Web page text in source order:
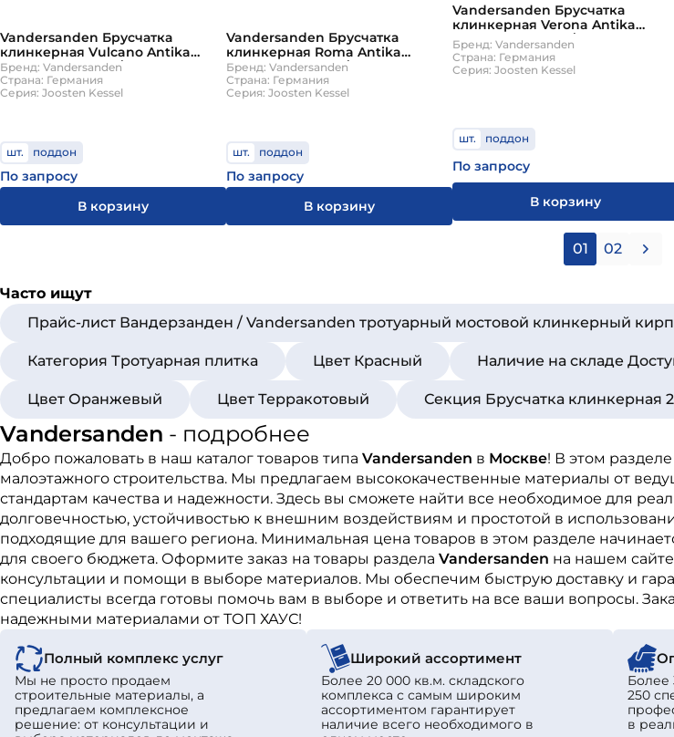
Vandersanden Брусчатка
клинкерная Vulcano Antika
204х67х50 900шт/пд
Бренд: Vandersanden
Страна: Германия
Серия: Joosten Kessel
шт. поддон
По запросу
В корзину
Vandersanden Брусчатка
клинкерная Roma Antika
204х67х50 900шт/пд
Бренд: Vandersanden
Страна: Германия
Серия: Joosten Kessel
шт. поддон
По запросу
В корзину
Vandersanden Брусчатка
клинкерная Verona Antika
204х67х50 900шт/пд
Бренд: Vandersanden
Страна: Германия
Серия: Joosten Kessel
шт. поддон
По запросу
В корзину
01 02
Часто ищут
Прайс-лист Вандерзанден / Vandersanden тротуарный мостовой клинкерный
Категория Тротуарная плитка Цвет Красный Наличие на складе
Цвет Оранжевый Цвет Терракотовый Секция Брусчатка клинкерная
Vandersanden - подробнее
Добро пожаловать в наш каталог товаров типа Vandersanden в Москве! В этом
малоэтажного строительства. Мы предлагаем высококачественные материалы от
стандартам качества и надежности. Здесь вы сможете найти все необходимое для
долговечностью, устойчивостью к внешним воздействиям и простотой в
подходящие для вашего региона. Минимальная цена товаров в этом разделе
для своего бюджета. Оформите заказ на товары раздела Vandersanden на нашем
консультации и помощи в выборе материалов. Мы обеспечим быструю доставку и
специалисты всегда готовы помочь вам в выборе и ответить на все ваши вопросы.
надежными материалами от ТОП ХАУС!
Полный комплекс услуг
Мы не просто продаем
строительные материалы, а
предлагаем комплексное
решение: от консультации и
Широкий ассортимент
Более 20 000 кв.м. складского
комплекса с самым широким
ассортиментом гарантирует
наличие всего необходимого в
Более
250
в